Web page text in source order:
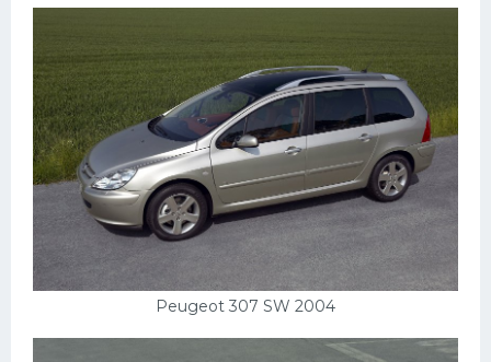
Peugeot 307 SW 2004
Сузуки
Мерседес
Фольксваген
Лексус
Дэу
Скания
Форд
Черри